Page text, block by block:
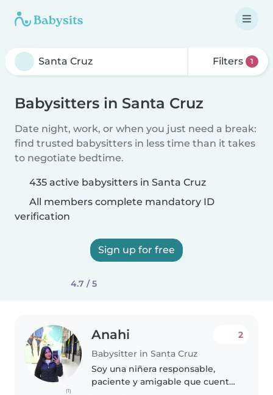
Filters 1
Babysitters in Santa Cruz
Date night, work, or when you just need a break:
find trusted babysitters in less time than it takes
to negotiate bedtime.
435 active babysitters in Santa Cruz
All members complete mandatory ID
verification
Sign up for free
4.7 / 5
(1)
Anahi
Babysitter in Santa Cruz
2
Soy una niñera responsable,
paciente y amigable que cuenta